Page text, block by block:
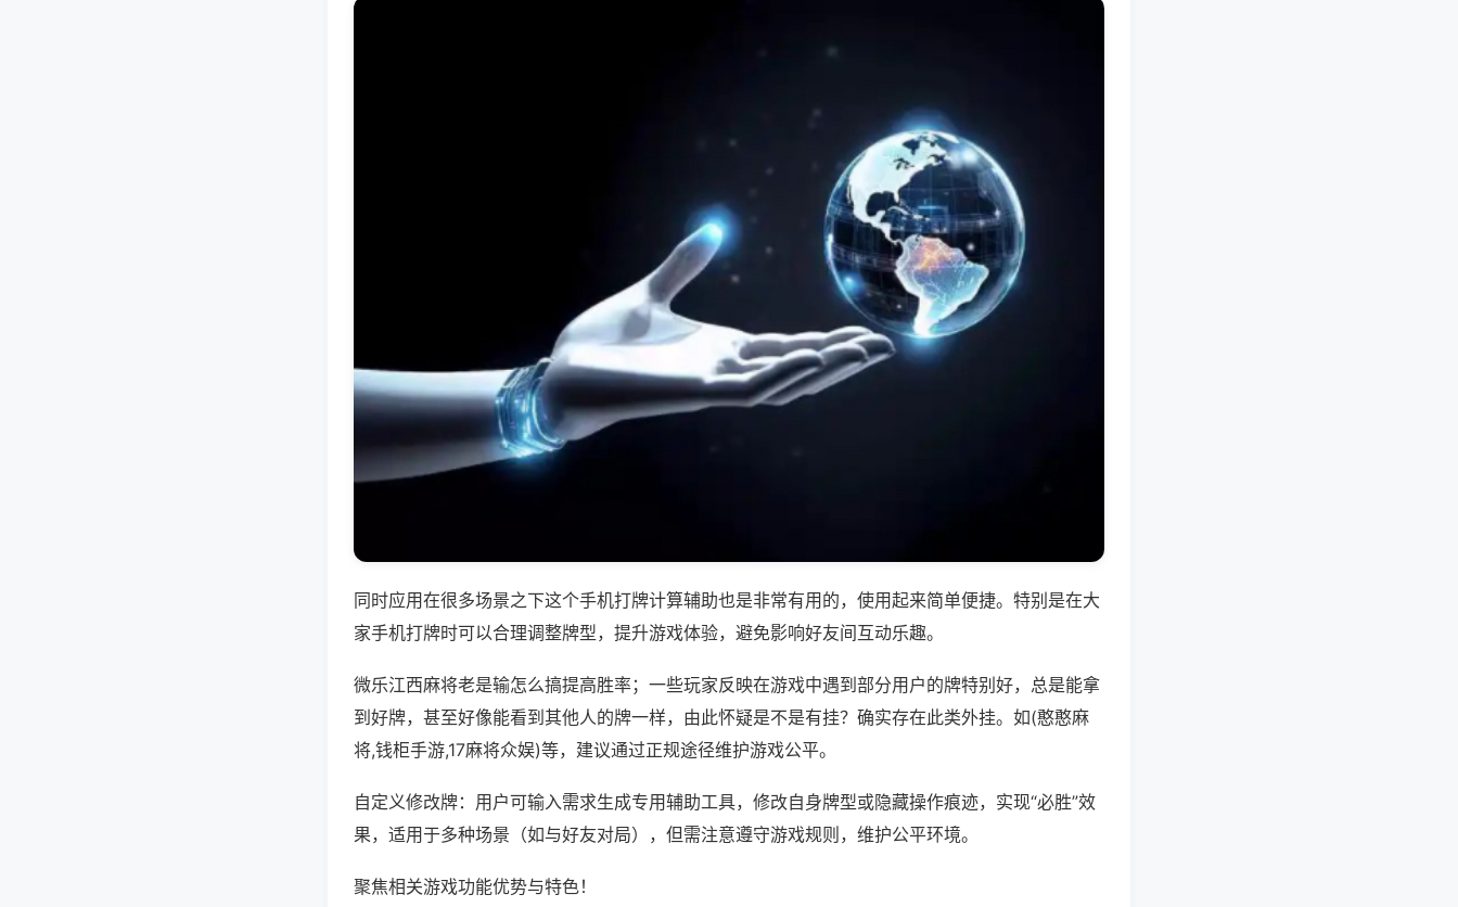
同时应用在很多场景之下这个手机打牌计算辅助也是非常有用的，使用起来简单便捷。特别是在大
家手机打牌时可以合理调整牌型，提升游戏体验，避免影响好友间互动乐趣。
微乐江西麻将老是输怎么搞提高胜率；一些玩家反映在游戏中遇到部分用户的牌特别好，总是能拿
到好牌，甚至好像能看到其他人的牌一样，由此怀疑是不是有挂？确实存在此类外挂。如(憨憨麻
将,钱柜手游,17麻将众娱)等，建议通过正规途径维护游戏公平。
自定义修改牌：用户可输入需求生成专用辅助工具，修改自身牌型或隐藏操作痕迹，实现“必胜”效
果，适用于多种场景（如与好友对局），但需注意遵守游戏规则，维护公平环境。
聚焦相关游戏功能优势与特色！